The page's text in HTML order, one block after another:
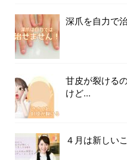
深爪を自力で
甘皮が裂ける
けど...
４月は新しい